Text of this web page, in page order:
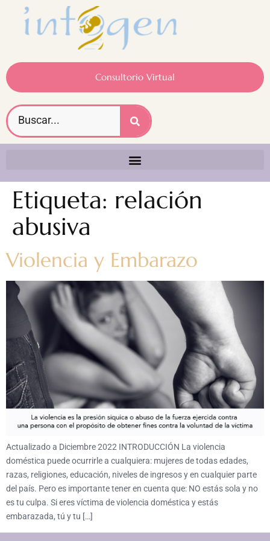
Consultorio Virtual
Etiqueta: relación
abusiva
Violencia y Embarazo
Actualizado a Diciembre 2022 INTRODUCCIÓN La violencia
doméstica puede ocurrirle a cualquiera: mujeres de todas edades,
razas, religiones, educación, niveles de ingresos y en cualquier parte
del país. Pero es importante tener en cuenta que: NO estás sola y no
es tu culpa. Si eres víctima de violencia doméstica y estás
embarazada, tú y tu […]